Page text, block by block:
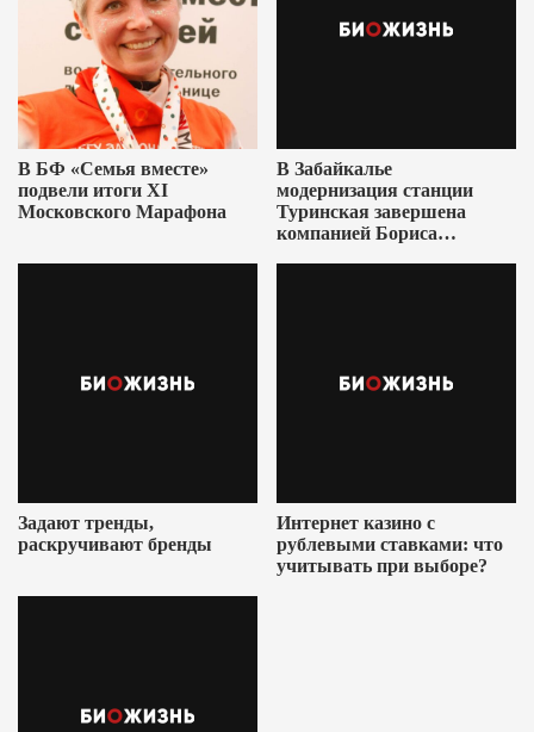
В БФ «Семья вместе»
подвели итоги XI
Московского Марафона
В Забайкалье
модернизация станции
Туринская завершена
компанией Бориса
Задают тренды,
раскручивают бренды
Интернет казино с
рублевыми ставками: что
учитывать при выборе?